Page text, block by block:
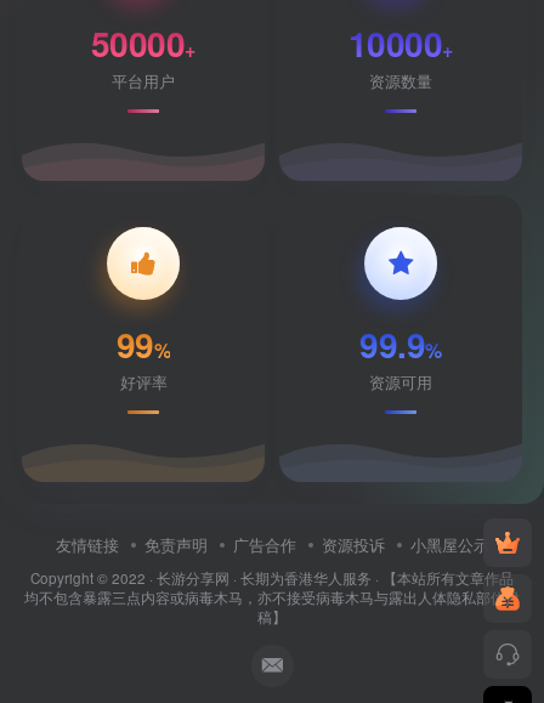
50000+
平台用户
10000+
资源数量
99%
好评率
99.9%
资源可用
友情链接 免责声明 广告合作 资源投诉 小黑屋公示
Copyright © 2022 · 长游分享网 · 长期为香港华人服务 · 【本站所有文章作品
均不包含暴露三点内容或病毒木马，亦不接受病毒木马与露出人体隐私部位投
稿】